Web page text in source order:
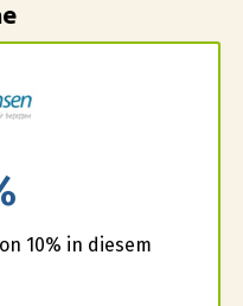
10% in diesem